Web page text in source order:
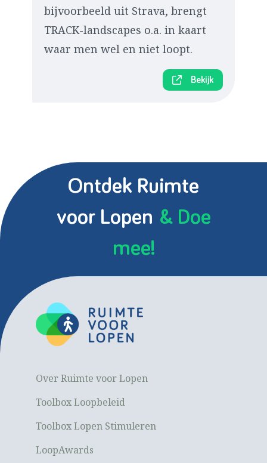
bijvoorbeeld uit Strava, brengt
TRACK-landscapes o.a. in kaart
waar men wel en niet loopt.
Bekijk
Ontdek Ruimte
voor Lopen & Doe
mee!
Over Ruimte voor Lopen
Toolbox Loopbeleid
Toolbox Lopen Stimuleren
LoopAwards